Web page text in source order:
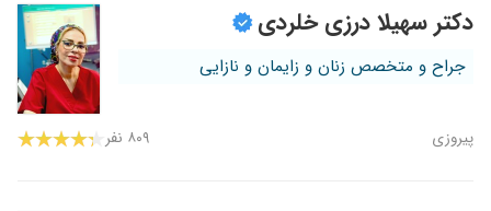
دکتر سهیلا درزی خلردی
جراح و متخصص زنان و زایمان و نازایی
پیروزی ۸۰۹ نفر